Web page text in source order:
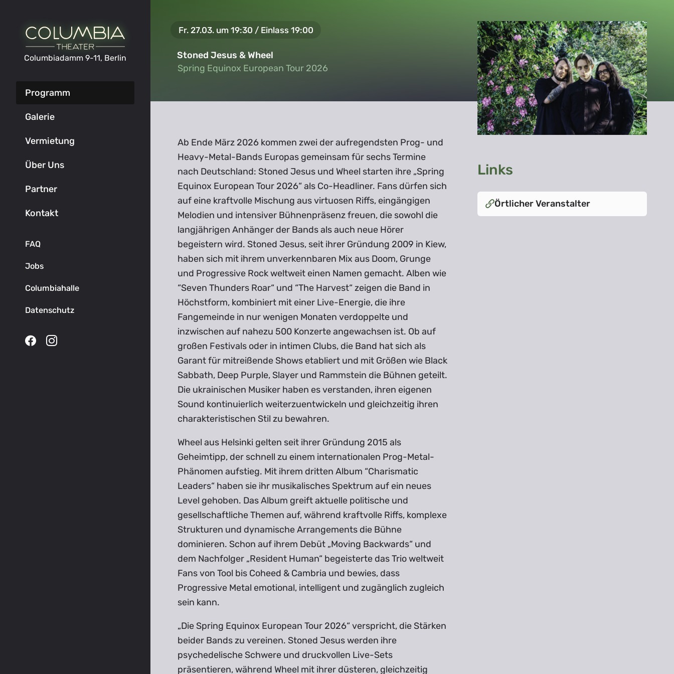
Columbiadamm 9-11, Berlin
Programm
Galerie
Vermietung
Über Uns
Partner
Kontakt
FAQ
Jobs
Columbiahalle
Datenschutz
Fr. 27.03. um 19:30 / Einlass 19:00
Stoned Jesus & Wheel
Spring Equinox European Tour 2026
Spring Equinox European Tour 2026
Links
Örtlicher Veranstalter
Ab Ende März 2026 kommen zwei der aufregendsten Prog- und
Heavy-Metal-Bands Europas gemeinsam für sechs Termine
nach Deutschland: Stoned Jesus und Wheel starten ihre „Spring
Equinox European Tour 2026“ als Co-Headliner. Fans dürfen sich
auf eine kraftvolle Mischung aus virtuosen Riffs, eingängigen
Melodien und intensiver Bühnenpräsenz freuen, die sowohl die
langjährigen Anhänger der Bands als auch neue Hörer
begeistern wird. Stoned Jesus, seit ihrer Gründung 2009 in Kiew,
haben sich mit ihrem unverkennbaren Mix aus Doom, Grunge
und Progressive Rock weltweit einen Namen gemacht. Alben wie
“Seven Thunders Roar“ und “The Harvest“ zeigen die Band in
Höchstform, kombiniert mit einer Live-Energie, die ihre
Fangemeinde in nur wenigen Monaten verdoppelte und
inzwischen auf nahezu 500 Konzerte angewachsen ist. Ob auf
großen Festivals oder in intimen Clubs, die Band hat sich als
Garant für mitreißende Shows etabliert und mit Größen wie Black
Sabbath, Deep Purple, Slayer und Rammstein die Bühnen geteilt.
Die ukrainischen Musiker haben es verstanden, ihren eigenen
Sound kontinuierlich weiterzuentwickeln und gleichzeitig ihren
charakteristischen Stil zu bewahren.
Wheel aus Helsinki gelten seit ihrer Gründung 2015 als
Geheimtipp, der schnell zu einem internationalen Prog-Metal-
Phänomen aufstieg. Mit ihrem dritten Album “Charismatic
Leaders“ haben sie ihr musikalisches Spektrum auf ein neues
Level gehoben. Das Album greift aktuelle politische und
gesellschaftliche Themen auf, während kraftvolle Riffs, komplexe
Strukturen und dynamische Arrangements die Bühne
dominieren. Schon auf ihrem Debüt „Moving Backwards“ und
dem Nachfolger „Resident Human“ begeisterte das Trio weltweit
Fans von Tool bis Coheed & Cambria und bewies, dass
Progressive Metal emotional, intelligent und zugänglich zugleich
sein kann.
„Die Spring Equinox European Tour 2026“ verspricht, die Stärken
beider Bands zu vereinen. Stoned Jesus werden ihre
psychedelische Schwere und druckvollen Live-Sets
präsentieren, während Wheel mit ihrer düsteren, gleichzeitig